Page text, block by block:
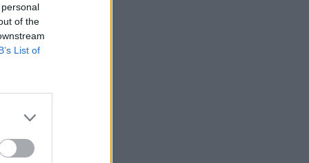
of the
List of